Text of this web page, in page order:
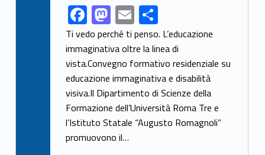
Link identifier share facebook archive #share-link-archive-32423F
ac
e
b
o
o
k
M
as
to
d
o
n
E
m
ai
l
S
h
ar
e
Ti vedo perché ti penso. L’educazione
immaginativa oltre la linea di
vista.Convegno formativo residenziale su
educazione immaginativa e disabilità
visiva.Il Dipartimento di Scienze della
Formazione dell’Università Roma Tre e
l’Istituto Statale “Augusto Romagnoli”
promuovono il…